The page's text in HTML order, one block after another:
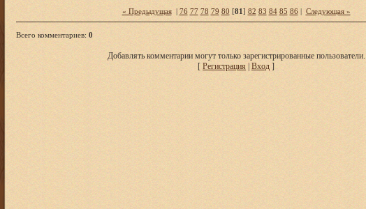
« Предыдущая| 76 77 78 79 80 [81] 82 83 84 85 86| Следующая »
Всего комментариев: 0
Добавлять комментарии могут только зарегистрированные пользователи.
[ Регистрация Вход ]